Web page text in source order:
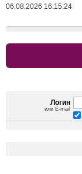
06.08.2026 16:15:24
Логин
или E-mail